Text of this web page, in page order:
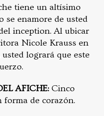
tiene un altísimo
se enamore de usted
inception. Al ubicar
Nicole Krauss en
logrará que este
AFICHE: Cinco
forma de corazón.